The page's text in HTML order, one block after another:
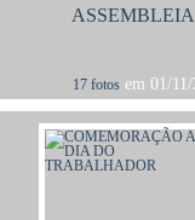
17 fotos em 01/